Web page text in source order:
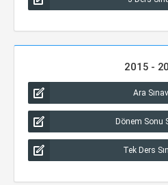
2015 -
Ara
Dönem Sonu
Tek Ders